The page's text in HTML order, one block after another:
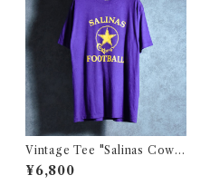
Vintage Tee "Salinas Cowb
oys" Hanes ヴィンテージ T
シャツ ヘインズ 104
¥6,800